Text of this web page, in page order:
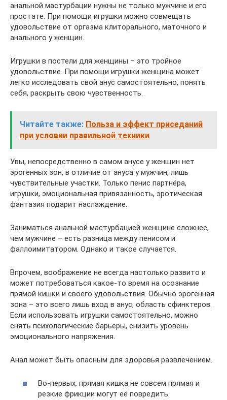
анальной мастурбации нужны не только мужчине и его
простате. При помощи игрушки можно совмещать
удовольствие от оргазма клиторального, маточного и
анального у женщин.
Игрушки в постели для женщины – это тройное
удовольствие. При помощи игрушки женщина может
легко исследовать свой анус самостоятельно, понять
себя, раскрыть свою чувственность.
Читайте также: Польза и эффект приседаний
при условии правильной техники
Увы, непосредственно в самом анусе у женщин нет
эрогенных зон, в отличие от ануса у мужчин, лишь
чувствительные участки. Только пенис партнёра,
игрушки, эмоциональная привязанность, эротическая
фантазия подарит наслаждение.
Заниматься анальной мастурбацией женщине сложнее,
чем мужчине – есть разница между пенисом и
фаллоимитатором. Однако и такое случается.
Впрочем, воображение не всегда настолько развито и
может потребоваться какое-то время на осознание
прямой кишки и своего удовольствия. Обычно эрогенная
зона – это всего лишь вход в анус, область сфинктеров.
Если использовать игрушки самостоятельно, можно
снять психологические барьеры, снизить уровень
эмоционального напряжения.
Анал может быть опасным для здоровья развлечением.
Во-первых, прямая кишка не совсем прямая и
резкие фрикции могут её повредить.